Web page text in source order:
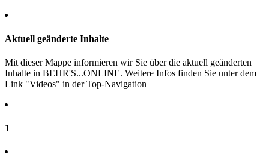
Aktuell geänderte Inhalte
Mit dieser Mappe informieren wir Sie über die aktuell geänderten
Inhalte in BEHR'S...ONLINE. Weitere Infos finden Sie unter dem
Link "Videos" in der Top-Navigation
1